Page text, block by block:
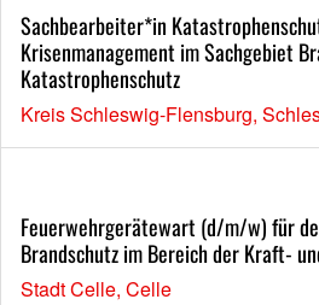
Sachbearbeiter*in
Krisenmanagement im Sachgebiet
Katastrophenschutz
Kreis Schleswig-Flensburg,
Feuerwehrgerätewart (d/m/w) für
Brandschutz im Bereich der Kraft-
Stadt Celle, Celle